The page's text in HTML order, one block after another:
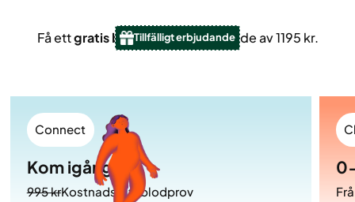
Få ettgratis blodprov– Till ett värde av 1195 kr.
Tillfälligt erbjudande
Connect
Kom igång
995 krKostnadsfritt blodprov